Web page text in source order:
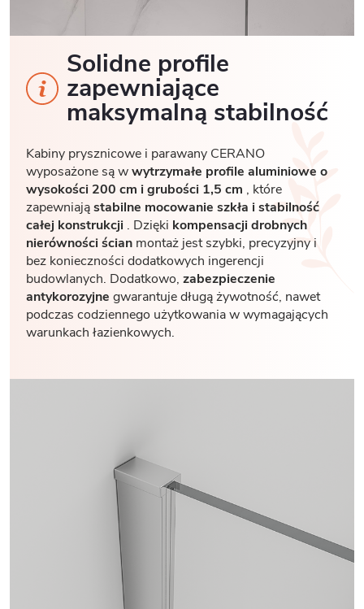
Solidne profile
zapewniające
maksymalną stabilność
Kabiny prysznicowe i parawany CERANO
wyposażone są wwytrzymałe profile aluminiowe o
wysokości 200 cm i grubości 1,5 cm , które
zapewniająstabilne mocowanie szkła i stabilność
całej konstrukcji . Dzięki kompensacji drobnych
nierówności ścian montaż jest szybki, precyzyjny i
bez konieczności dodatkowych ingerencji
budowlanych. Dodatkowo, zabezpieczenie
antykorozyjne gwarantuje długą żywotność, nawet
podczas codziennego użytkowania w wymagających
warunkach łazienkowych.